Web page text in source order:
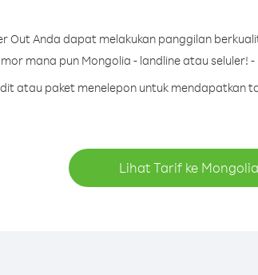
Out Anda dapat melakukan panggilan
mana pun Mongolia - landline atau seluler!
atau paket menelepon untuk mendapatkan
Lihat Tarif ke Mongolia